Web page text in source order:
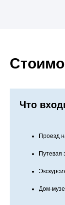
Что
Проезд
Путевая
Дом-